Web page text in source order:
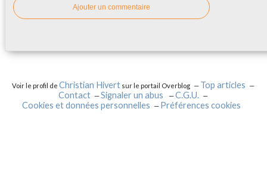
Ajouter un commentaire
Voir le profil deChristian Hivert sur le portail Overblog
Top articles
Contact
Signaler un abus
C.G.U.
Cookies et données personnelles
Préférences cookies